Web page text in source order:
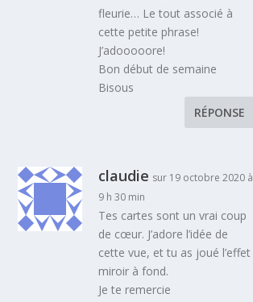
fleurie… Le tout associé à
cette petite phrase!
J’adooooore!
Bon début de semaine
Bisous
RÉPONSE
claudie sur 19 octobre 2020 à
9 h 30 min
Tes cartes sont un vrai coup
de cœur. J’adore l’idée de
cette vue, et tu as joué l’effet
miroir à fond.
Je te remercie